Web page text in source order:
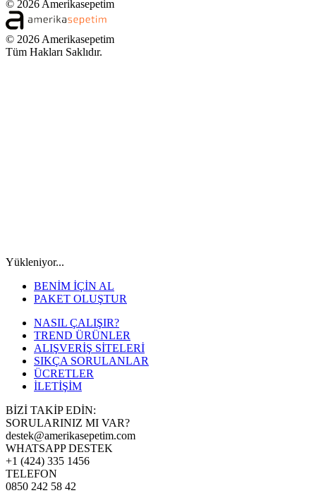
© 2026 Amerikasepetim
© 2026 Amerikasepetim
Tüm Hakları Saklıdır.
Yükleniyor...
BENİM İÇİN AL
PAKET OLUŞTUR
NASIL ÇALIŞIR?
TREND ÜRÜNLER
ALIŞVERİŞ SİTELERİ
SIKÇA SORULANLAR
ÜCRETLER
İLETİŞİM
BİZİ TAKİP EDİN:
SORULARINIZ MI VAR?
destek@amerikasepetim.com
WHATSAPP DESTEK
+1 (424) 335 1456
TELEFON
0850 242 58 42